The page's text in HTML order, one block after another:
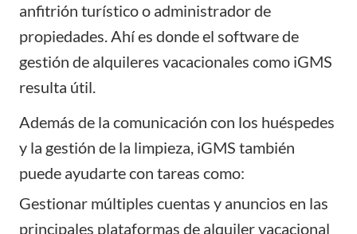
anfitrión turístico o administrador de
propiedades. Ahí es donde el software de
gestión de alquileres vacacionales como iGMS
resulta útil.
Además de la comunicación con los huéspedes
y la gestión de la limpieza, iGMS también
puede ayudarte con tareas como:
Gestionar múltiples cuentas y anuncios en las
principales plataformas de alquiler vacacional